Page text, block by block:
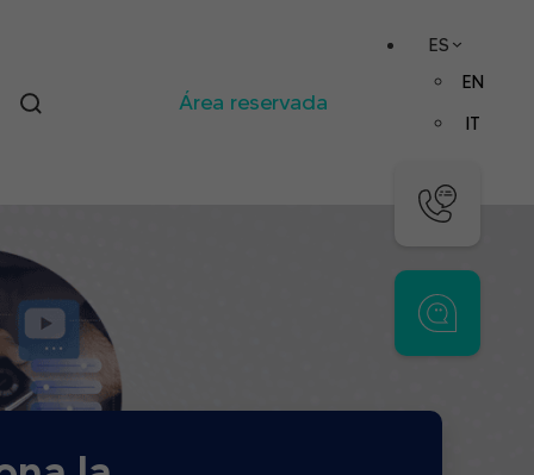
Área reservada
ES
EN
IT